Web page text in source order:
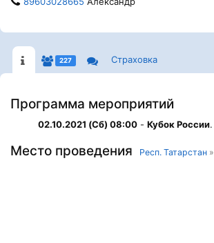
227 Страховка
Программа мероприятий
02.10.2021 (Сб) 08:00 - Кубок России.
Место проведения Респ. Татарстан »